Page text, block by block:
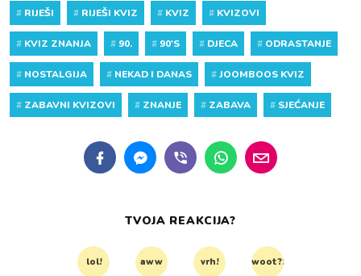
# RIJEŠI # RIJEŠI KVIZ # KVIZ # KVIZOVI
# KVIZ ZNANJA # 90. # 90'S # DJECA # ODRASTANJE
# NOSTALGIJA # NEKAD I DANAS #JOOMBOOS KVIZ
# ZABAVNI KVIZOVI # ZNANJE # ZABAVA # SJEĆANJE
TVOJA REAKCIJA?
lol! aww vrh! woot?!